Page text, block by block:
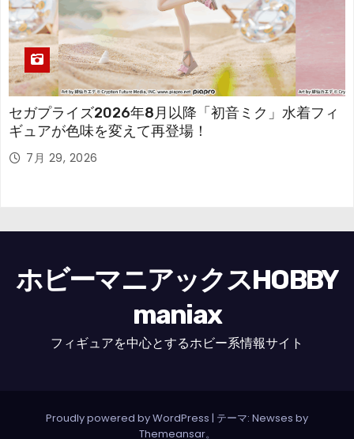
セガプライズ2026年8月以降「初音ミク」水着フィ
ギュアが色味を変えて再登場！
7月 29, 2026
ホビーマニアックスHOBBY
maniax
フィギュアを中心とするホビー系情報サイト
Proudly powered by WordPress | テーマ: Newses by
Themeansar。